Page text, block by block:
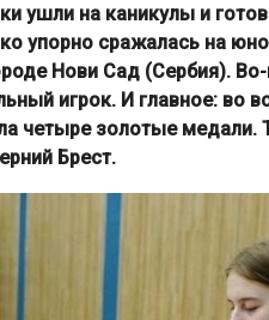
ушли на каникулы и
упорно сражалась на
Нови Сад (Сербия).
игрок. И главное: во
четыре золотые медали.
Брест.